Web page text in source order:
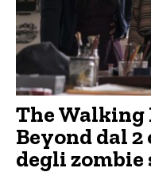
The Walking
Beyond dal
degli